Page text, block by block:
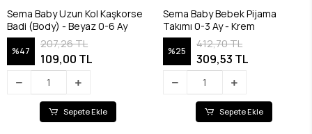
Sema Baby Uzun Kol Kaşkorse
Badi (Body) - Beyaz 0-6 Ay
%47
207,26 TL
109,00 TL
Sepete Ekle
Sema Baby Bebek Pijama
Takımı 0-3 Ay - Krem
%25
412,70 TL
309,53 TL
Sepete Ekle